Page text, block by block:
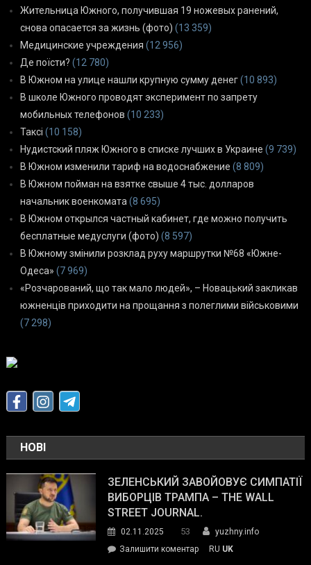
Жительница Южного, получившая 19 ножевых ранений,
снова опасается за жизнь (фото) (13 359)
Медицинские учреждения (12 956)
Де поїсти? (12 780)
В Южном на улице нашли крупную сумму денег(10 893)
В школе Южного проводят эксперимент по запрету
мобильных телефонов (10 233)
Таксі (10 158)
Нудистский пляж Южного в списке лучших в Украине (9 739)
В Южном изменили тариф на водоснабжение (8 809)
В Южном пойман на взятке свыше 4 тыс. долларов
начальник военкомата(8 695)
В Южном открылся частный кабинет, где можно получить
бесплатные медуслуги (фото) (8 597)
В Южному змінили розклад руху маршрутки №68 «Южне-
Одеса» (7 969)
«Розчарований, що так мало людей», – Новацький закликав
южненців приходити на прощання з полеглими військовими
(7 298)
НОВІ
ЗЕЛЕНСЬКИЙ ЗАВОЙОВУЄ СИМПАТІЇ
ВИБОРЦІВ ТРАМПА – THE WALL
STREET JOURNAL.
02.11.2025 53
yuzhny.info
Залишити коментарon
RU UK